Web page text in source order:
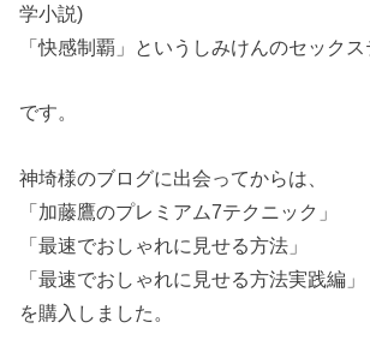
学小説)
「快感制覇」というしみけんのセック
です。
神埼様のブログに出会ってからは、
「加藤鷹のプレミアム7テクニック」
「最速でおしゃれに見せる方法」
「最速でおしゃれに見せる方法実践編」
を購入しました。